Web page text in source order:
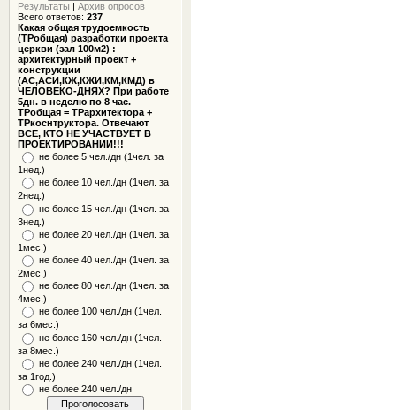
Результаты |Архив опросов
Всего ответов:237
Какая общая трудоемкость
(ТРобщая) разработки проекта
церкви (зал 100м2) :
архитектурный проект +
конструкции
(АС,АСИ,КЖ,КЖИ,КМ,КМД) в
ЧЕЛОВЕКО-ДНЯХ? При работе
5дн. в неделю по 8 час.
ТРобщая = ТРархитектора +
ТРкоснтруктора. Отвечают
ВСЕ, КТО НЕ УЧАСТВУЕТ В
ПРОЕКТИРОВАНИИ!!!
не более 5 чел./дн (1чел. за
1нед.)
не более 10 чел./дн (1чел. за
2нед.)
не более 15 чел./дн (1чел. за
3нед.)
не более 20 чел./дн (1чел. за
1мес.)
не более 40 чел./дн (1чел. за
2мес.)
не более 80 чел./дн (1чел. за
4мес.)
не более 100 чел./дн (1чел.
за 6мес.)
не более 160 чел./дн (1чел.
за 8мес.)
не более 240 чел./дн (1чел.
за 1год.)
не более 240 чел./дн